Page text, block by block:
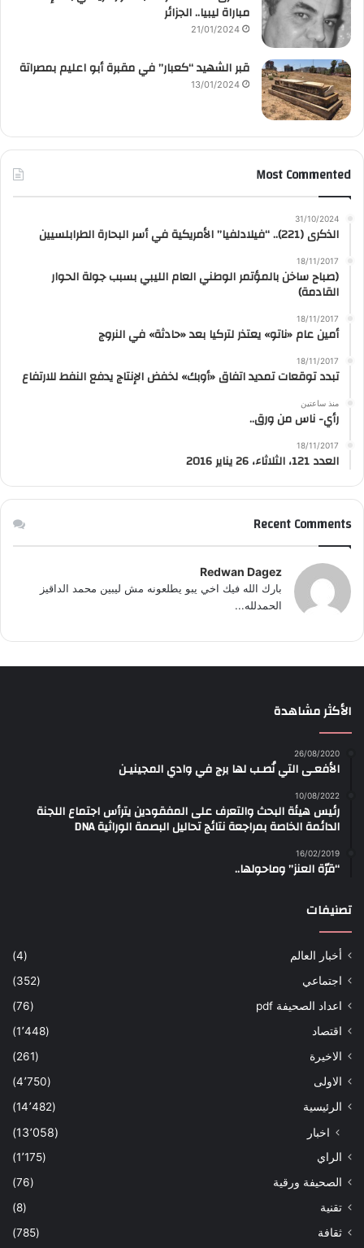
مباراة ليبيا.. الجزائر
21/01/2024
قبر الشهيد “كعبار” في مقبرة أبو اعليم بمصراتة
13/01/2024
Most Commented
31/10/2024
الذكرى (221).. “فيلادلفيا” الأمريكية في أسر البحارة الطرابلسيين
18/11/2017
(صباح ساخن بالمؤتمر الوطني العام الليبي بسبب جولة الحوار
القادمة)
18/11/2017
أمين عام «ناتو» يعتذر لتركيا بعد «حادثة» في النروج
18/11/2017
تبدد توقعات تمديد اتفاق «أوبك» لخفض الإنتاج يدفع النفط للارتفاع
منذ ساعتين
رأي- ناس من ورق..
18/11/2017
العدد 121، الثلاثاء، 26 يناير 2016
Recent Comments
Redwan Dagez
بارك الله فيك اخي يبو يطلعونه مش ليبين محمد الداقيز
الحمدلله...
الأكثر مشاهدة
26/08/2020
الأفعـى التي نُصـب لها برج في وادي المجينيـن
10/08/2022
رئيس هيئة البحث والتعرف على المفقودين يترأس اجتماع اللجنة
الدائمة الخاصة بمراجعة نتائج تحاليل البصمة الوراثية DNA
16/02/2019
“قرّة العنز” وماحولها..
تصنيفات
أخبار العالم
(4)
اجتماعي
(352)
اعداد الصحيفة pdf
(76)
اقتصاد
(1٬448)
الاخيرة
(261)
الاولى
(4٬750)
الرئيسية
(14٬482)
اخبار (13٬058)
الراي
(1٬175)
الصحيفة ورقية
(76)
تقنية
(8)
ثقافة
(785)